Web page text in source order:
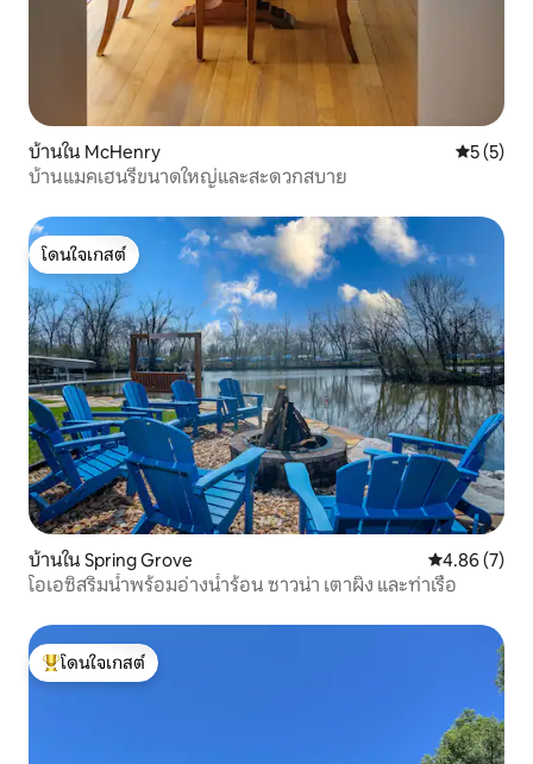
บ้านใน McHenry คะแนนเฉ
5 (5)
บ้านแมคเฮนรี่ขนาดใหญ่และสะดวกสบาย
โดนใจเกสต์
โดนใจเกสต์
บ้านใน Spring Grove คะแนนเฉลี่ย
4.86 (7)
โอเอซิสริมน้ำพร้อมอ่างน้ำร้อน ซาวน่า เตาผิง และท่าเรือ
โดนใจเกสต์ที่สุด
โดนใจเกสต์